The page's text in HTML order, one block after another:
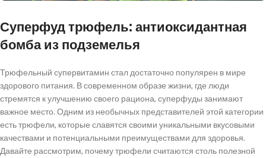
Суперфуд трюфель: антиоксидантная
бомба из подземелья
Трюфельный супервитамин стал достаточно популярен в мире
здорового питания. В современном образе жизни, где люди
стремятся к улучшению своего рациона, суперфуды занимают
важное место. Одним из необычных представителей этой категории
есть трюфели, которые славятся своими уникальными вкусовыми
качествами и потенциальными преимуществами для здоровья.
Давайте рассмотрим, почему трюфели считаются столь полезной